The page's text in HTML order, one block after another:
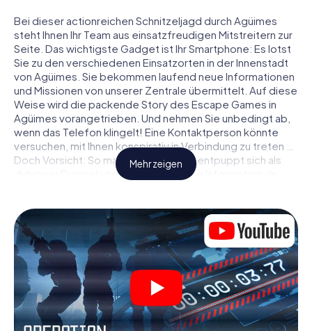
Bei dieser actionreichen Schnitzeljagd durch Agüimes
steht Ihnen Ihr Team aus einsatzfreudigen Mitstreitern zur
Seite. Das wichtigste Gadget ist Ihr Smartphone: Es lotst
Sie zu den verschiedenen Einsatzorten in der Innenstadt
von Agüimes. Sie bekommen laufend neue Informationen
und Missionen von unserer Zentrale übermittelt. Auf diese
Weise wird die packende Story des Escape Games in
Agüimes vorangetrieben. Und nehmen Sie unbedingt ab,
wenn das Telefon klingelt! Eine Kontaktperson könnte
versuchen, mit Ihnen konspirativ in Verbindung zu treten …
Doch Vorsicht: So mancher Informant entpuppt sich als
dubioser Doppelagent und so manche Information als
Sie niemandem!
Anders als in einem klassischen Escape Room in Agüimes
sind Sie also nicht in ein Zimmer eingesperrt, aus dem Sie
sich in einem vorgegebenen Zeitfenster befreien
müssen. Diese Smartphone Schnitzeljagd erklärt ganz
Agüimes zu Ihrem persönlichen Spielfeld! Die technische
Voraussetzung für Ihr Agentenabenteuer in Agüimes: Ein
Smartphone mit Zugang ins mobile Internet. Per Klick
Mehr zeigen